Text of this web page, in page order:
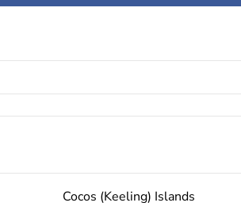
Cocos (Keeling) Islands